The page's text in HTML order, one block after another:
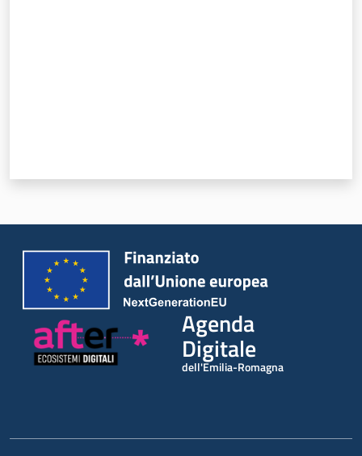
Agenda
Digitale
dell'Emilia-Romagna